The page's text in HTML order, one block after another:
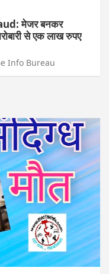
मेजर बनकर
से एक लाख रुपए
Info Bureau